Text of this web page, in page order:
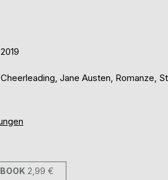
Jane Austen, Romanze,
2,99 €